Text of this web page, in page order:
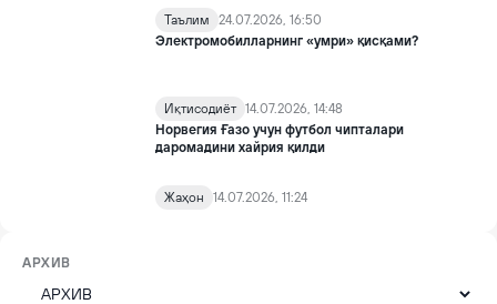
Таълим
24.07.2026, 16:50
Электромобилларнинг «умри» қисқами?
Иқтисодиёт 14.07.2026, 14:48
Норвегия Ғазо учун футбол чипталари
даромадини хайрия қилди
Жаҳон 14.07.2026, 11:24
АРХИВ